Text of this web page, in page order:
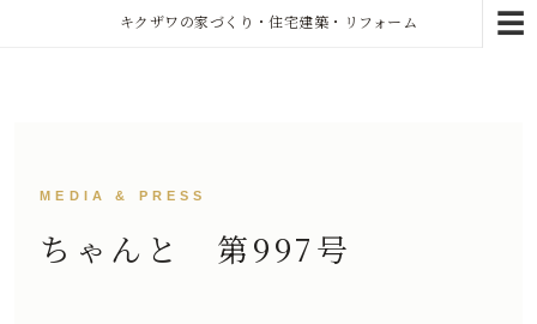
☰
キクザワの家づくり・住宅建築・リフォーム
MEDIA & PRESS
ちゃんと 第997号